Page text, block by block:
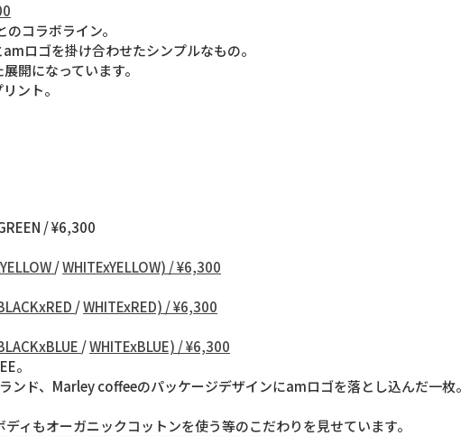
コラボライン。
ロゴを掛け合わせたシンプルなもの。
開になっています。
ント。
/ ¥6,300
/WHITExYELLOW) / ¥6,300
/WHITExRED) / ¥6,300
/WHITExBLUE) / ¥6,300
。
ド、Marley coffeeのパッケージデザインにamロゴを落とし込んだ一枚。
ィもオーガニックコットンを使う等のこだわりを見せています。